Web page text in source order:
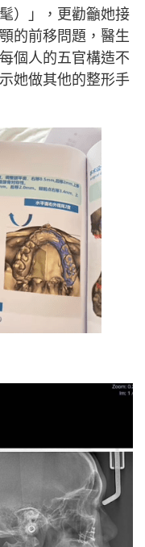
）」，更勸籲她接
的前移問題，醫生
個人的五官構造不
她做其他的整形手